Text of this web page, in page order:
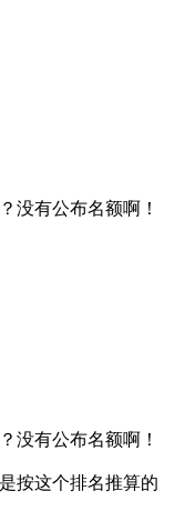
没有公布名额啊！
没有公布名额啊！
按这个排名推算的